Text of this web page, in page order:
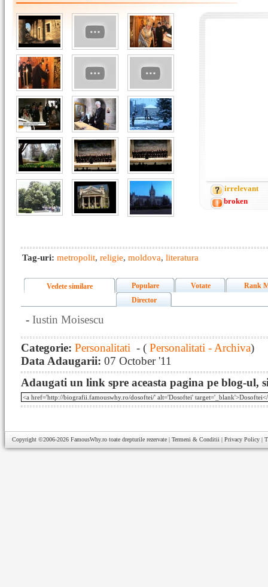
irrelevant
broken
Tag-uri: metropolit, religie, moldova, literatura
Vedete similare Populare Votate
Rank
Director
- Iustin Moisescu
Categorie: Personalitati - ( Personalitati - Archiva)
Data Adaugarii: 07 October '11
Adaugati un link spre aceasta pagina pe blog-ul,
Copyright ©2006-2026 FamousWhy.ro toate drepturile rezervate | Termeni & Conditii | Privacy Policy |